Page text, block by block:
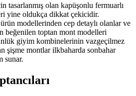
tasarlanmış olan kapüşonlu fermuarlı
yine oldukça dikkat çekicidir.
modellerinden cep detaylı olanlar ve
beğenilen toptan mont modelleri
giyim kombinelerinin vazgeçilmez
şişme montlar ilkbaharda sonbahar
sunar.